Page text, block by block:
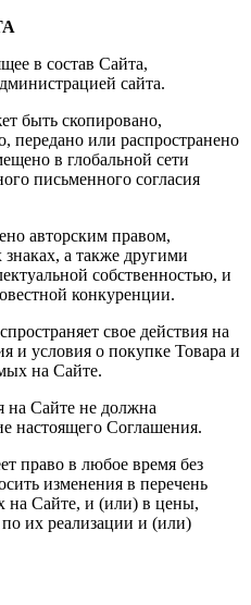
в состав Сайта,
сайта.
быть скопировано,
передано или распространено
в глобальной сети
письменного согласия
авторским правом,
знаках, а также другими
собственностью, и
конкуренции.
свое действия на
и условия о покупке Товара и
на Сайте.
на Сайте не должна
настоящего Соглашения.
право в любое время без
изменения в перечень
на Сайте, и (или) в цены,
их реализации и (или)